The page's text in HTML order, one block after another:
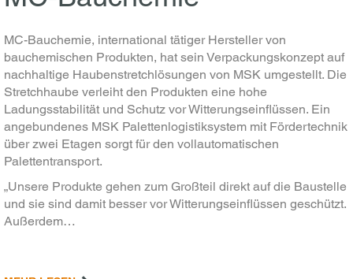
MC-Bauchemie, international tätiger Hersteller von
bauchemischen Produkten, hat sein Verpackungskonzept auf
nachhaltige Haubenstretchlösungen von MSK umgestellt. Die
Stretchhaube verleiht den Produkten eine hohe
Ladungsstabilität und Schutz vor Witterungseinflüssen. Ein
angebundenes MSK Palettenlogistiksystem mit Fördertechnik
über zwei Etagen sorgt für den vollautomatischen
Palettentransport.
„Unsere Produkte gehen zum Großteil direkt auf die Baustelle
und sie sind damit besser vor Witterungseinflüssen geschützt.
Außerdem…